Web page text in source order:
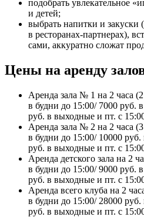
подобрать увлекательное
и детей;
выбрать напитки и
в ресторанах-партнерах),
сами, аккуратно сложат
Цены на аренду
Аренда зала № 1 на 2 часа
в будни до 15:00/ 7000 руб.
руб. в выходные и пт. с
Аренда зала № 2 на 2 часа
в будни до 15:00/ 10000
руб. в выходные и пт. с
Аренда детского зала на 2
в будни до 15:00/ 9000 руб.
руб. в выходные и пт. с
Аренда всего клуба на 2
в будни до 15:00/ 28000
руб. в выходные и пт. с